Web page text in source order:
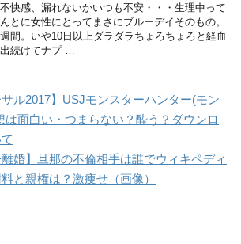
快感、漏れないかいつも不安・・・生理中って
とに女性にとってまさにブルーデイそのもの。
週間。いや10日以上ダラダラちょろちょろと経血
続けてナプ …
サル2017】USJモンスターハンター(モン
は面白い・つまらない？酔う？ダウンロ
離婚】旦那の不倫相手は誰でウィキペディ
と親権は？激痩せ（画像）